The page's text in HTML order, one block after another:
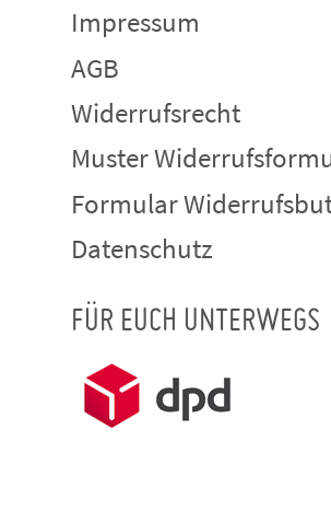
Impressum
AGB
Widerrufsrecht
Muster
Formular
Datenschutz
FÜR EUCH UNTERWEGS